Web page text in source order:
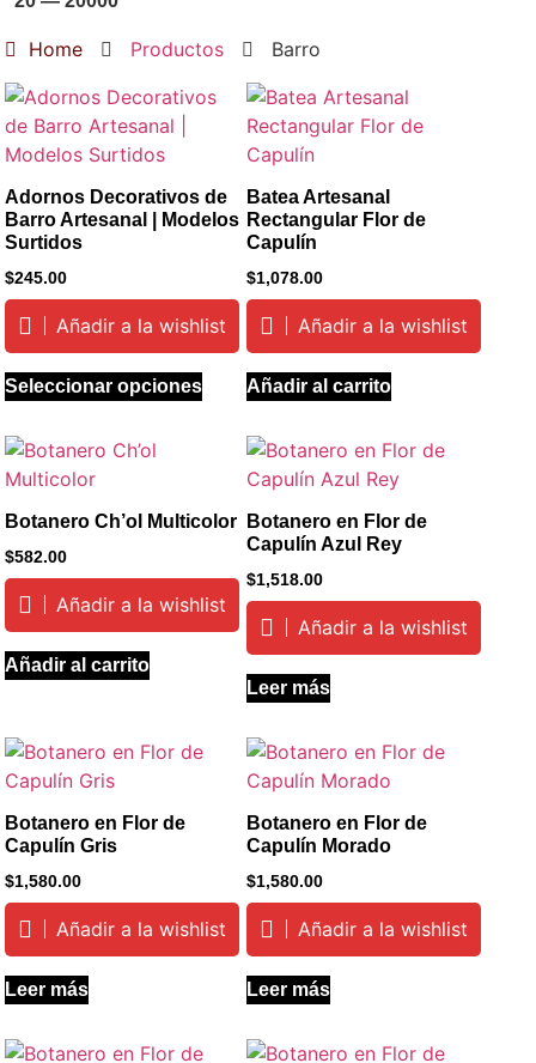
Home Productos Barro
Adornos Decorativos de
Barro Artesanal | Modelos
Surtidos
$245.00
Añadir a la wishlist
Seleccionar opciones
Batea Artesanal
Rectangular Flor de
Capulín
$1,078.00
Añadir a la wishlist
Añadir al carrito
Botanero Ch’ol Multicolor
$582.00
Añadir a la wishlist
Añadir al carrito
Botanero en Flor de
Capulín Azul Rey
$1,518.00
Añadir a la wishlist
Leer más
Botanero en Flor de
Capulín Gris
$1,580.00
Añadir a la wishlist
Leer más
Botanero en Flor de
Capulín Morado
$1,580.00
Añadir a la wishlist
Leer más